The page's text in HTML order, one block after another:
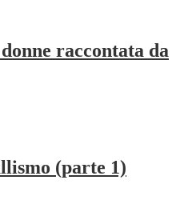
raccontata da
(parte 1)